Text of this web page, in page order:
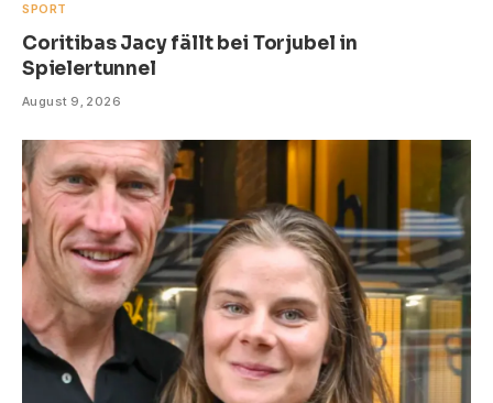
SPORT
Coritibas Jacy fällt bei Torjubel in
Spielertunnel
August 9, 2026